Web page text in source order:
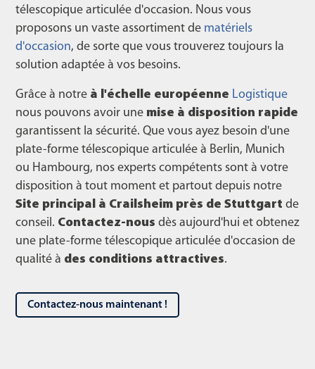
télescopique articulée d'occasion. Nous vous
proposons un vaste assortiment de matériels
d'occasion, de sorte que vous trouverez toujours la
solution adaptée à vos besoins.
Grâce à notre à l'échelle européenne Logistique
nous pouvons avoir une mise à disposition rapide
garantissent la sécurité. Que vous ayez besoin d'une
plate-forme télescopique articulée à Berlin, Munich
ou Hambourg, nos experts compétents sont à votre
disposition à tout moment et partout depuis notre
Site principal à Crailsheim près de Stuttgart de
conseil. Contactez-nous dès aujourd'hui et obtenez
une plate-forme télescopique articulée d'occasion de
qualité à des conditions attractives.
Contactez-nous maintenant !